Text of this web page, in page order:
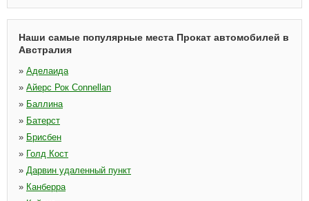
Наши самые популярные места Прокат автомобилей в
Австралия
» Аделаида
» Айерс Рок Connellan
» Баллина
» Батерст
» Брисбен
» Голд Кост
» Дарвин удаленный пункт
» Канберра